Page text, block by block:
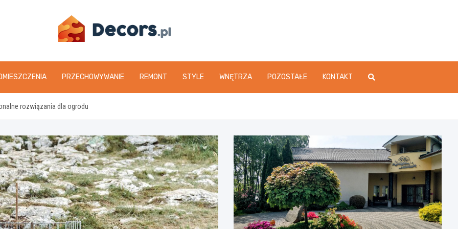
www.decors.pl
PRZECHOWYWANIE REMONT STYLE WNĘTRZA POZOSTAŁE KONTAKT
rozwiązania dla ogrodu